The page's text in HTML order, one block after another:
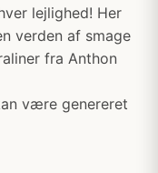
lejlighed! Her
verden af smage
fra Anthon
være genereret